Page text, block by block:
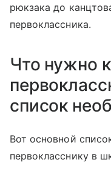
рюкзака до
первоклассника.
Что нужно
список
Вот основной
первокласснику в